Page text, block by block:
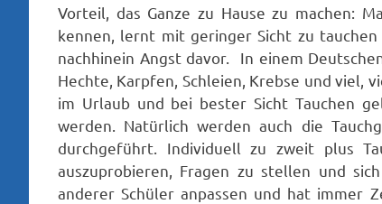
Vorteil, das Ganze zu Hause zu machen:
kennen, lernt mit geringer Sicht zu
nachhinein Angst davor. In einem
Hechte, Karpfen, Schleien, Krebse und viel,
im Urlaub und bei bester Sicht Tauchen
werden. Natürlich werden auch die
durchgeführt. Individuell zu zweit plus
auszuprobieren, Fragen zu stellen und
anderer Schüler anpassen und hat immer